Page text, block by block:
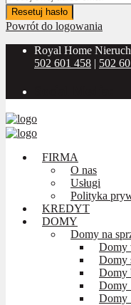
Resetuj hasło
Powrót do logowania
Royal Home
502 601 458 | 502
FIRMA
O nas
Usługi
Polityka
KREDYT
DOMY
Domy na
Domy
Domy
Domy
Domy
Domy